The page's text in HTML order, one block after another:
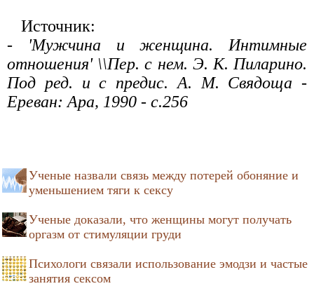
Источник:
- 'Мужчина и женщина. Интимные
отношения' \\Пер. с нем. Э. К. Пиларино.
Под ред. и с предис. А. М. Свядоща -
Ереван: Ара, 1990 - с.256
Ученые назвали связь между потерей обоняние и
уменьшением тяги к сексу
Ученые доказали, что женщины могут получать
оргазм от стимуляции груди
Психологи связали использование эмодзи и частые
занятия сексом